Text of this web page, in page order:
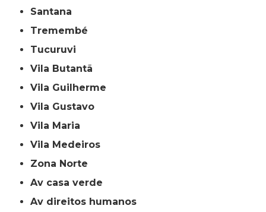
Santana
Tremembé
Tucuruvi
Vila Butantã
Vila Guilherme
Vila Gustavo
Vila Maria
Vila Medeiros
Zona Norte
av casa verde
av direitos humanos